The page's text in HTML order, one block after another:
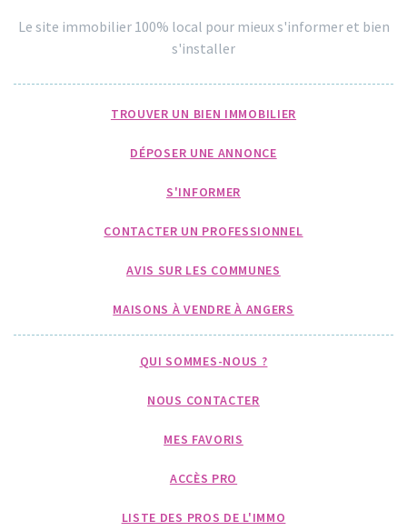
Le site immobilier 100% local pour mieux s'informer et bien
s'installer
TROUVER UN BIEN IMMOBILIER
DÉPOSER UNE ANNONCE
S'INFORMER
CONTACTER UN PROFESSIONNEL
AVIS SUR LES COMMUNES
MAISONS À VENDRE À ANGERS
QUI SOMMES-NOUS ?
NOUS CONTACTER
MES FAVORIS
ACCÈS PRO
LISTE DES PROS DE L'IMMO